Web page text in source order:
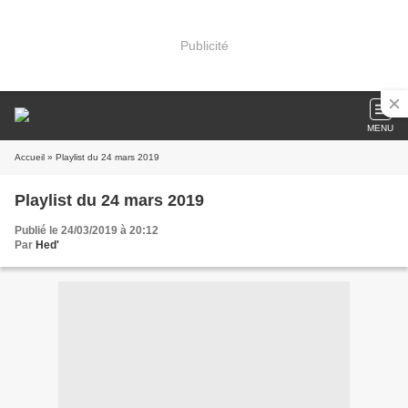
Publicité
MENU
Accueil » Playlist du 24 mars 2019
Playlist du 24 mars 2019
Publié le 24/03/2019 à 20:12
Par Hed'